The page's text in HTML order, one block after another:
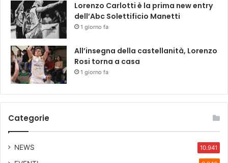
Lorenzo Carlotti è la prima new entry
dell’Abc Solettificio Manetti
1 giorno fa
All’insegna della castellanità, Lorenzo
Rosi torna a casa
1 giorno fa
Categorie
NEWS 10.941